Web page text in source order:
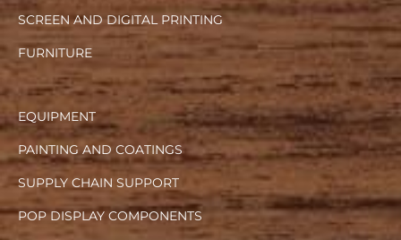
SCREEN AND DIGITAL PRINTING
FURNITURE
EQUIPMENT
PAINTING AND COATINGS
SUPPLY CHAIN SUPPORT
POP DISPLAY COMPONENTS